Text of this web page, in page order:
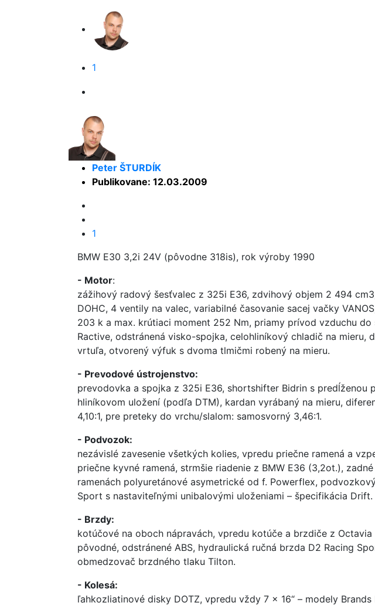
1
Peter ŠTURDÍK
Publikovane: 12.03.2009
1
BMW E30 3,2i 24V (pôvodne 318is), rok výroby 1990
- Motor:
zážihový radový šesťvalec z 325i E36, zdvihový objem 2 494
DOHC, 4 ventily na valec, variabilné časovanie sacej vačky
203 k a max. krútiaci moment 252 Nm, priamy prívod vzduchu do
Ractive, odstránená visko-spojka, celohliníkový chladič na mieru,
vrtuľa, otvorený výfuk s dvoma tlmičmi robený na mieru.
- Prevodové ústrojenstvo:
prevodovka a spojka z 325i E36, shortshifter Bidrin s predĺženou
hliníkovom uložení (podľa DTM), kardan vyrábaný na mieru,
4,10:1, pre preteky do vrchu/slalom: samosvorný 3,46:1.
- Podvozok:
nezávislé zavesenie všetkých kolies, vpredu priečne ramená a
priečne kyvné ramená, strmšie riadenie z BMW E36 (3,2ot.),
ramenách polyuretánové asymetrické od f. Powerflex,
Sport s nastaviteľnými unibalovými uloženiami – špecifikácia Drift.
- Brzdy:
kotúčové na oboch nápravách, vpredu kotúče a brzdiče z Octavia
pôvodné, odstránené ABS, hydraulická ručná brzda D2 Racing
obmedzovač brzdného tlaku Tilton.
- Kolesá:
ľahkozliatinové disky DOTZ, vpredu vždy 7 x 16“ – modely